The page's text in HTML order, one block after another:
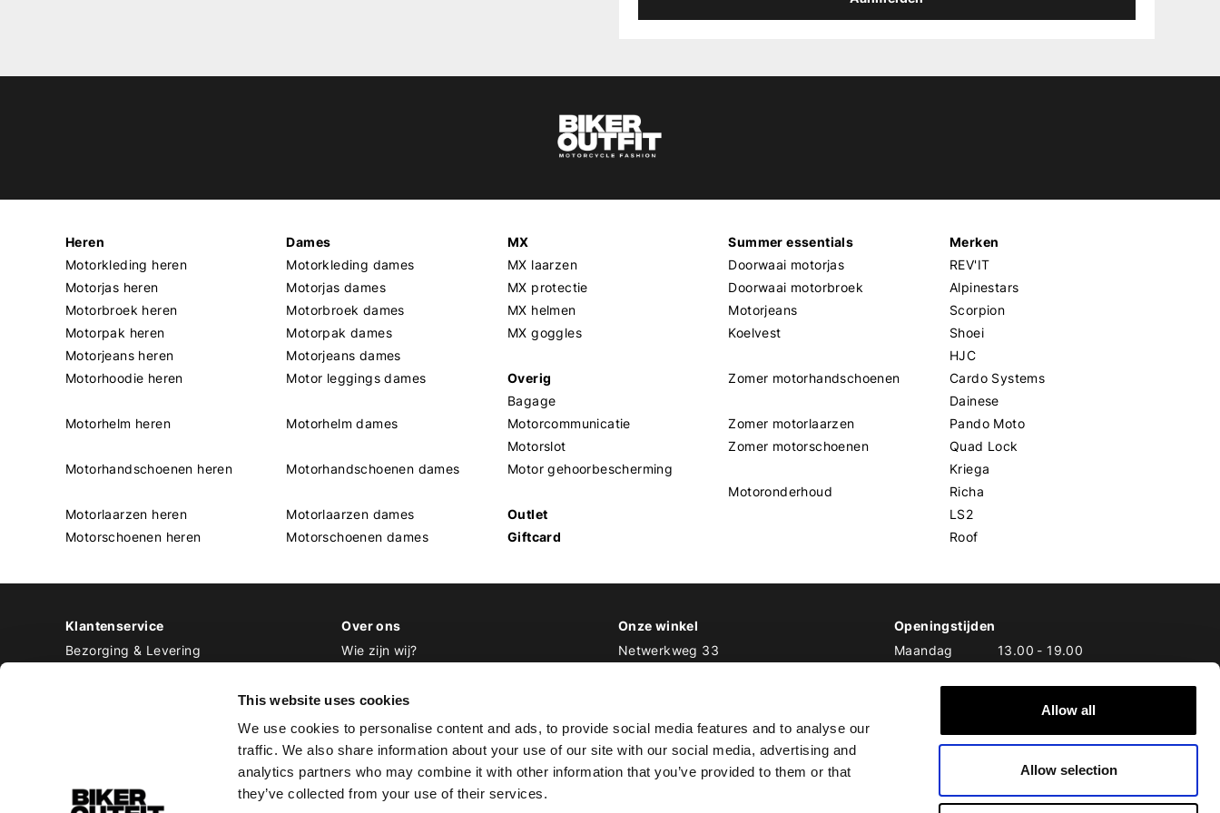
This website uses cookies
We use cookies to personalise content and ads, to provide social media features and to analyse our
traffic. We also share information about your use of our site with our social media, advertising and
analytics partners who may combine it with other information that you’ve provided to them or that
they’ve collected from your use of their services.
Allow all
Allow selection
Heren
Motorkleding heren
Motorjas heren
Motorbroek heren
Motorpak heren
Motorjeans heren
Motorhoodie heren
Motorhelm heren
Motorhandschoenen heren
Motorlaarzen heren
Motorschoenen heren
Dames
Motorkleding dames
Motorjas dames
Motorbroek dames
Motorpak dames
Motorjeans dames
Motor leggings dames
Motorhelm dames
Motorhandschoenen dames
Motorlaarzen dames
Motorschoenen dames
MX
MX laarzen
MX protectie
MX helmen
MX goggles
Overig
Bagage
Motorcommunicatie
Motorslot
Motor gehoorbescherming
Outlet
Giftcard
Summer essentials
Doorwaai motorjas
Doorwaai motorbroek
Motorjeans
Koelvest
Zomer motorhandschoenen
Zomer motorlaarzen
Zomer motorschoenen
Motoronderhoud
Merken
REV'IT
Alpinestars
Scorpion
Shoei
HJC
Cardo Systems
Dainese
Pando Moto
Quad Lock
Kriega
Richa
LS2
Roof
Klantenservice
Bezorging & Levering
Privacy Policy
Over ons
Wie zijn wij?
Werken bij Biker Outfit
Onze winkel
Netwerkweg 33
T 020 493 03 67
Openingstijden
Maandag
13.00 - 19.00
Woensdag
10.00-19.00
-20.00
Zaterdag
10.00-17.00
10.00-17.00